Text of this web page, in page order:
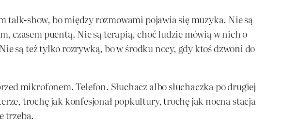
talk-show, bo między rozmowami pojawia się muzyka. Nie są
czasem puentą. Nie są terapią, choć ludzie mówią w nich o
są też tylko rozrywką, bo w środku nocy, gdy ktoś dzwoni do
mikrofonem. Telefon. Słuchacz albo słuchaczka po drugiej
trochę jak konfesjonał popkultury, trochę jak nocna stacja
trzeba.